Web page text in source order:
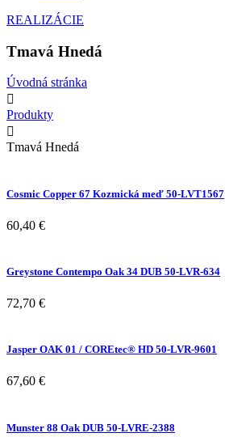
REALIZÁCIE
Tmavá Hnedá
Úvodná stránka
Produkty
Tmavá Hnedá
Cosmic Copper 67 Kozmická meď 50-LVT1567
60,40 €
Greystone Contempo Oak 34 DUB 50-LVR-634
72,70 €
Jasper OAK 01 / COREtec® HD 50-LVR-9601
67,60 €
Munster 88 Oak DUB 50-LVRE-2388